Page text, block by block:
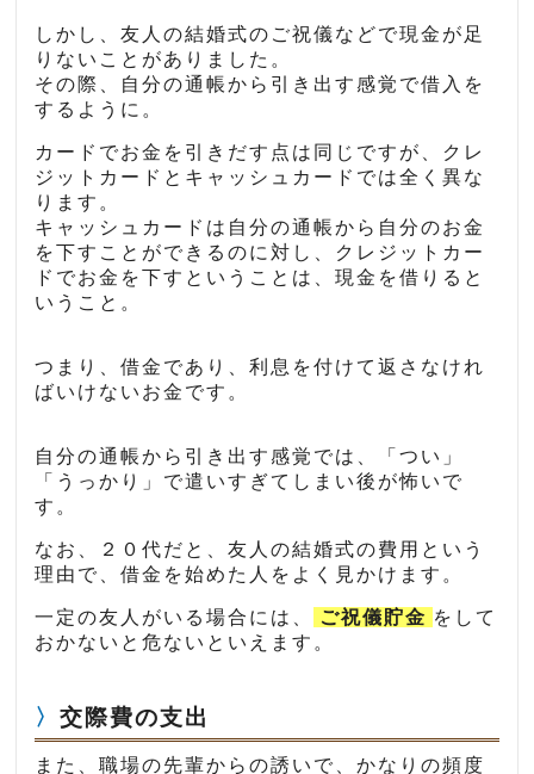
しかし、友人の結婚式のご祝儀などで現金が足
りないことがありました。
その際、自分の通帳から引き出す感覚で借入を
するように。
カードでお金を引きだす点は同じですが、クレ
ジットカードとキャッシュカードでは全く異な
ります。
キャッシュカードは自分の通帳から自分のお金
を下すことができるのに対し、クレジットカー
ドでお金を下すということは、現金を借りると
いうこと。
つまり、借金であり、利息を付けて返さなけれ
ばいけないお金です。
自分の通帳から引き出す感覚では、「つい」
「うっかり」で遣いすぎてしまい後が怖いで
す。
なお、２０代だと、友人の結婚式の費用という
理由で、借金を始めた人をよく見かけます。
一定の友人がいる場合には、 ご祝儀貯金 をして
おかないと危ないといえます。
交際費の支出
また、職場の先輩からの誘いで、かなりの頻度